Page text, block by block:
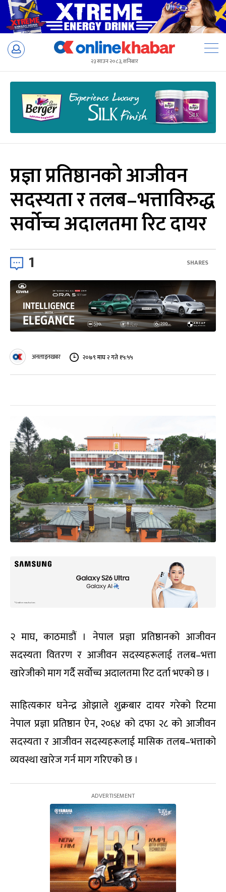
Skip
२३ साउन २०८३, शनिबार
प्रज्ञा प्रतिष्ठानको आजीवन
सदस्यता र तलब–भत्ताविरुद्ध
सर्वोच्च अदालतमा रिट दायर
1 SHARES
अनलाइनखबर २०७९ माघ २ गते १५:५५
२ माघ, काठमाडौं । नेपाल प्रज्ञा प्रतिष्ठानको आजीवन
सदस्यता वितरण र आजीवन सदस्यहरूलाई तलब–भत्ता
खारेजीको माग गर्दै सर्वोच्च अदालतमा रिट दर्ता भएको छ ।
साहित्यकार घनेन्द्र ओझाले शुक्रबार दायर गरेको रिटमा
नेपाल प्रज्ञा प्रतिष्ठान ऐन, २०६४ को दफा २८ को आजीवन
सदस्यता र आजीवन सदस्यहरूलाई मासिक तलब–भत्ताको
व्यवस्था खारेज गर्न माग गरिएको छ ।